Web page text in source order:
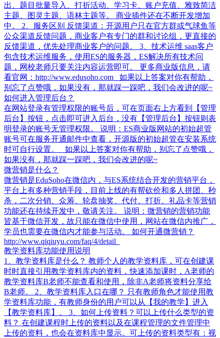
出、题目批量导入、打折活动、学习卡、账户充值、雅致简洁
主题、图灵主题、语林主题等。 商业插件还在不断开发增加
中。 2、服务区别 反馈渠道：开源用户只在官方群或气球鱼等
公众渠道反馈问题，商业客户有专门的群和讨论组，更直接的
反馈渠道，优先处理商业客户的问题。 3、技术运维 saas客户
包含技术运维服务，使用ES的服务器，ES解决所有技术问
题，网校老师只要关注内容运营即可。 更多商业版信息，请
看官网：http://www.edusoho.com 如果以上答案对你有帮助，
别忘了点赞哦，如果没有，那就踩一踩吧，我们会改进的呢~
如何进入管理后台？
在网站登录有管理权限的账号后，可在页面右上方看到【管理
后台】按钮，点击即可进入后台，没有【管理后台】按钮则表
明登录的账号无管理权限。 说明：ES商业版网站的初始超管
账号可在服务开通邮件中查看，开源版的初始超管在安装系统
时可自行设置。 如果以上答案对你有帮助，别忘了点赞哦，
如果没有，那就踩一踩吧，我们会改进的呢~
微营销是什么？
微营销是EduSoho在微信内，与ES系统结合开发的营销平台，
平台上有多种营销手段，目前上线的有帮砍价和多人拼团、秒
杀，二次分销、众筹、轮盘抽奖、代付、打折、礼品卡等营销
功能还在持续开发中，敬请关注。 说明：微营销的营销功能
皆基于微信开发，故只能在微信中使用，网站在微信内推广，
学员也需要在微信内才能参与活动。 如何开通微营销？
http://www.qiqiuyu.com/faq/4/detail
教学资料库功能使用说明
1、教学资料库是什么？ 教师个人的教学资料库，可在创建课
时时直接引用教学资料库内的资料，快速添加课时，A老师的
教学资料库B老师不能查看和使用，除非A老师将资料分享给
B老师。 2、教学资料库入口在哪？ 只有教师角色才能使用教
学资料库功能，有教师身份的用户可以从【我的教学】进入
【教学资料库】。 3、如何上传资料？可以上传什么类型的资
料？ 在创建课程时上传的资料以及在课程管理的文件管理中
上传的资料，也会在资料库中显示。可上传的资料类型有：视